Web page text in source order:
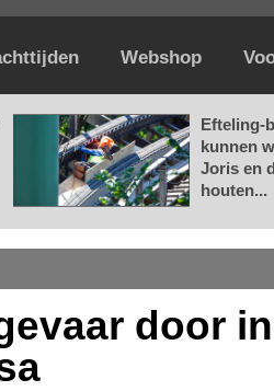
Webshop
Efteling-
kunnen
Joris en
houten...
door